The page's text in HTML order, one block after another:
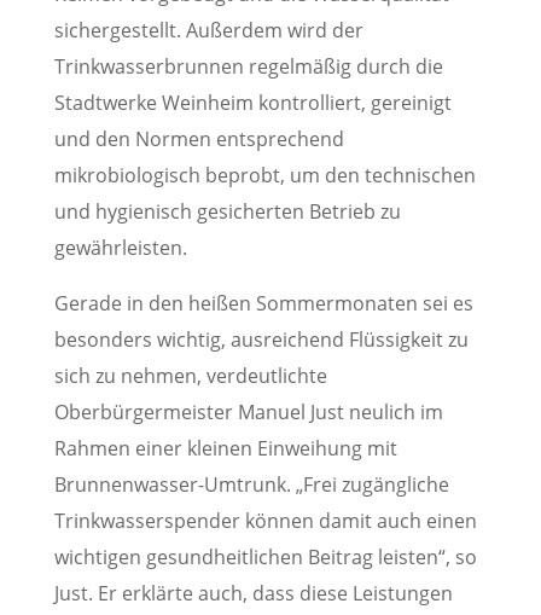
sichergestellt. Außerdem wird der
Trinkwasserbrunnen regelmäßig durch die
Stadtwerke Weinheim kontrolliert, gereinigt
und den Normen entsprechend
mikrobiologisch beprobt, um den technischen
und hygienisch gesicherten Betrieb zu
gewährleisten.
Gerade in den heißen Sommermonaten sei es
besonders wichtig, ausreichend Flüssigkeit zu
sich zu nehmen, verdeutlichte
Oberbürgermeister Manuel Just neulich im
Rahmen einer kleinen Einweihung mit
Brunnenwasser-Umtrunk. „Frei zugängliche
Trinkwasserspender können damit auch einen
wichtigen gesundheitlichen Beitrag leisten“, so
Just. Er erklärte auch, dass diese Leistungen